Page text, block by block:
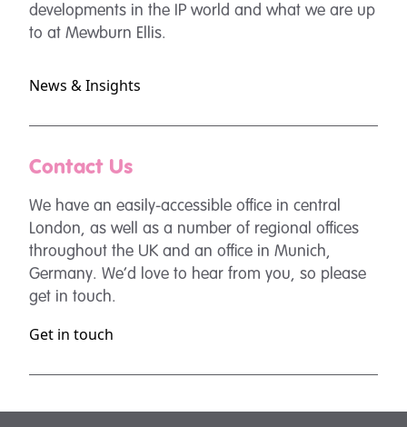
developments in the IP world and what we are up
to at Mewburn Ellis.
News & Insights
Contact Us
We have an easily-accessible office in central
London, as well as a number of regional offices
throughout the UK and an office in Munich,
Germany. We’d love to hear from you, so please
get in touch.
Get in touch